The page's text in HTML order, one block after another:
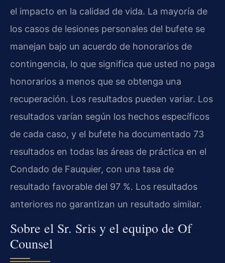
el impacto en la calidad de vida. La mayoría de
los casos de lesiones personales del bufete se
manejan bajo un acuerdo de honorarios de
contingencia, lo que significa que usted no paga
honorarios a menos que se obtenga una
recuperación. Los resultados pueden variar. Los
resultados varían según los hechos específicos
de cada caso, y el bufete ha documentado 73
resultados en todas las áreas de práctica en el
Condado de Fauquier, con una tasa de
resultado favorable del 97 %. Los resultados
anteriores no garantizan un resultado similar.
Sobre el Sr. Sris y el equipo de Of
Counsel